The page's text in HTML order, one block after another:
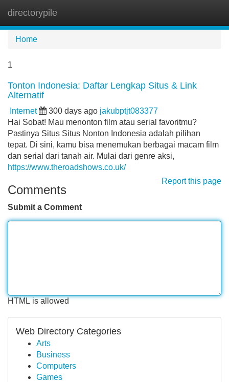
directorypile
Home
1
Tonton Indonesia: Daftar Lengkap Situs & Link
Alternatif
Internet 300 days ago jakubptjt083377
Hai Sobat! Mau menonton film atau serial favoritmu?
Pastinya Situs Situs Nonton Indonesia adalah pilihan
tepat. Di sini, kamu bisa menemukan berbagai macam film
dan serial dari tanah air. Mulai dari genre aksi,
https://www.theroadshows.co.uk/
Report this page
Comments
Submit a Comment
HTML is allowed
Web Directory Categories
Arts
Business
Computers
Games